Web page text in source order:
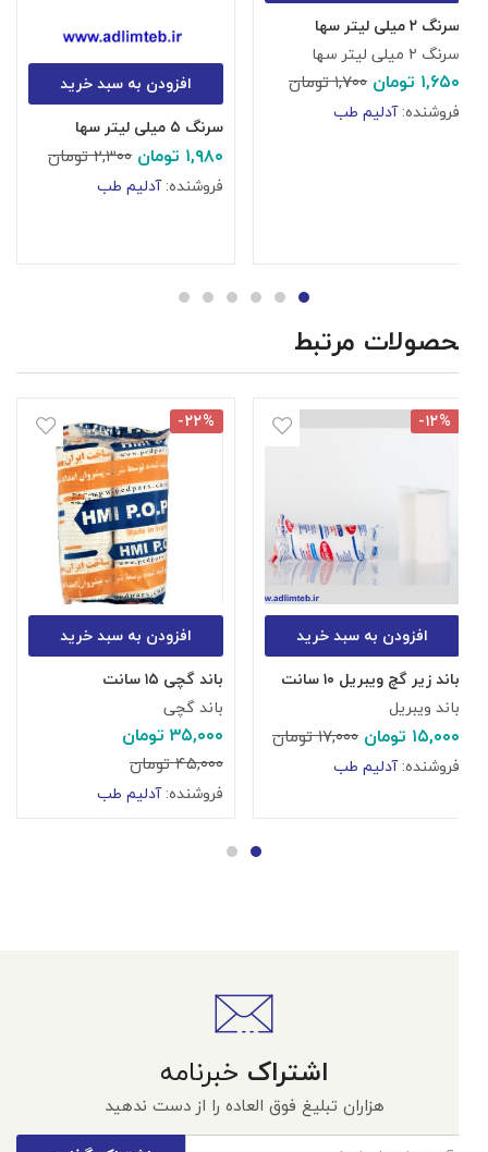
سرنگ ۲ میلی لیتر سها
سرنگ ۲ میلی لیتر سها
۱,۶۵۰ تومان۱,۷۰۰تومان
فروشنده:آدلیم طب
افزودن به سبد خرید
سرنگ ۵ میلی لیتر سها
۱,۹۸۰ تومان۲,۳۰۰تومان
فروشنده:آدلیم طب
محصولات مرتبط
افزودن به سبد خرید
-۱۲%
باند زیر گچ ویبریل ۱۰ سانت
باند ویبریل
۱۵,۰۰۰ تومان۱۷,۰۰۰تومان
فروشنده:آدلیم طب
افزودن به سبد خرید
-۲۲%
باند گچی ۱۵ سانت
باند گچی
۳۵,۰۰۰تومان
۴۵,۰۰۰تومان
فروشنده:آدلیم طب
اشتراکخبرنامه
هزاران تبلیغ فوق العاده را از دست ندهید